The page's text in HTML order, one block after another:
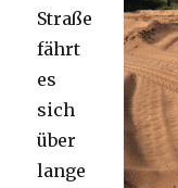
Straße
fährt
es
sich
über
lange